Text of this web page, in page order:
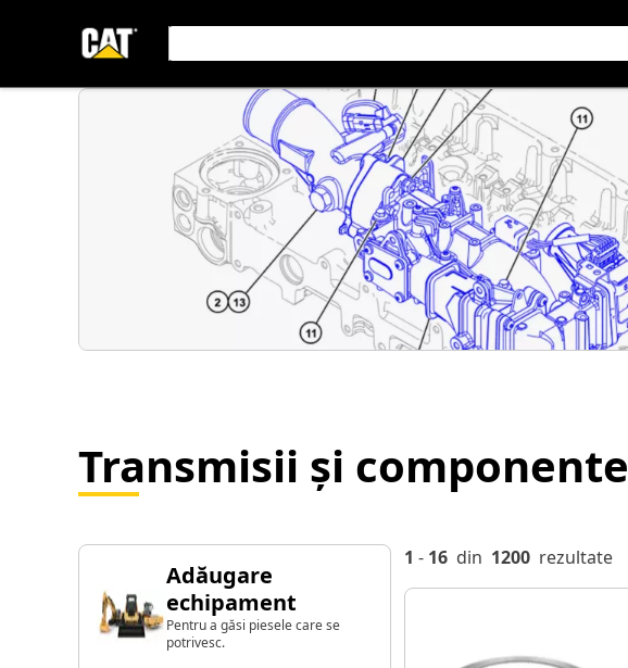
Transmisii și componente
Adăugare
echipament
Pentru a găsi piesele care se
potrivesc.
1 - 16 din 1200 rezultate